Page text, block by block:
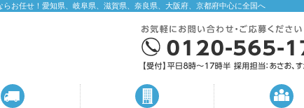
お任せ！愛知県、岐阜県、滋賀県、奈良県、大阪府、京都府中心に全国へ